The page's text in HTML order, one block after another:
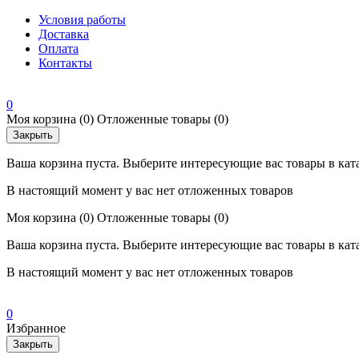
Условия работы
Доставка
Оплата
Контакты
0
Моя корзина (0) Отложенные товары (0)
Закрыть
Ваша корзина пуста. Выберите интересующие вас товары в
В настоящий момент у вас нет отложенных товаров
Моя корзина (0) Отложенные товары (0)
Ваша корзина пуста. Выберите интересующие вас товары в
В настоящий момент у вас нет отложенных товаров
0
Избранное
Закрыть